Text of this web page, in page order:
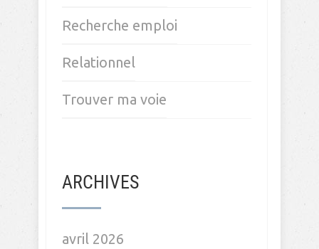
Recherche emploi
Relationnel
Trouver ma voie
ARCHIVES
avril 2026